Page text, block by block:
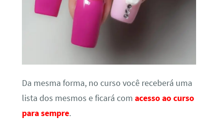
Da mesma forma, no curso você receberá uma
lista dos mesmos e ficará com acesso ao curso
para sempre.